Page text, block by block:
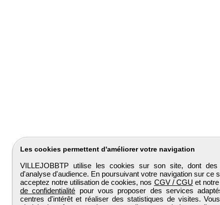
Les cookies permettent d'améliorer votre navigation
VILLEJOBBTP utilise les cookies sur son site, dont des
d'analyse d'audience. En poursuivant votre navigation sur ce
acceptez notre utilisation de cookies, nos CGV / CGU et
de confidentialité pour vous proposer des services
centres d'intérêt et réaliser des statistiques de visites.